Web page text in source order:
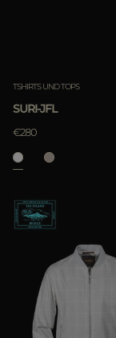
TSHIRTS UND TOPS
SURI-JFL
€280